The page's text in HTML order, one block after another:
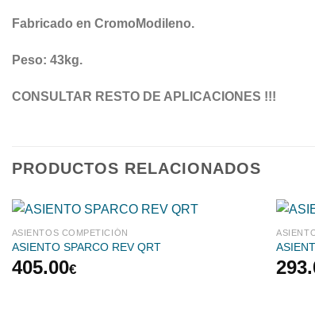
Fabricado en CromoModileno.
Peso: 43kg.
CONSULTAR RESTO DE APLICACIONES !!!
PRODUCTOS RELACIONADOS
ASIENTOS COMPETICIÓN
ASIENTO SPARCO REV QRT
405.00€